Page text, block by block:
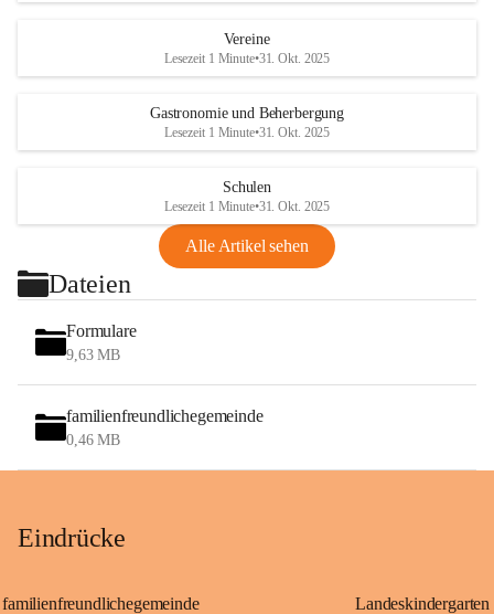
Vereine
Lesezeit 1 Minute•31. Okt. 2025
Gastronomie und Beherbergung
Lesezeit 1 Minute•31. Okt. 2025
Schulen
Lesezeit 1 Minute•31. Okt. 2025
Alle Artikel sehen
Dateien
Formulare
9,63 MB
familienfreundlichegemeinde
0,46 MB
Eindrücke
familienfreundlichegemeinde